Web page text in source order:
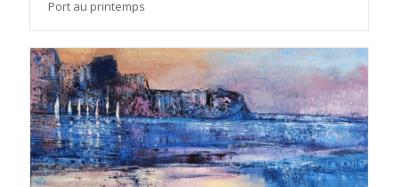
Port au printemps